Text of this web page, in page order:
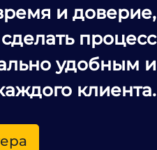
и доверие,
процесс
удобным и
клиента.